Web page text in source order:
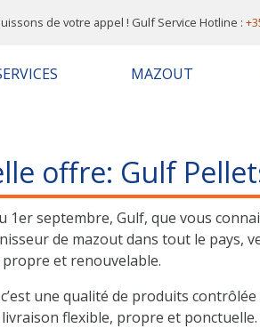
de votre appel ! Gulf Service Hotline :
MAZOUT
offre: Gulf
1er septembre, Gulf, que vous
de mazout dans tout le pays,
et renouvelable.
une qualité de produits
livraison flexible, propre et ponctuelle.